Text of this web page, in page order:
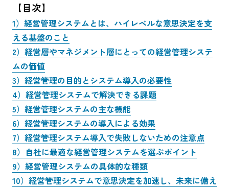
【目次】
1）経営管理システムとは、ハイレベルな意思決定を支
える基盤のこと
2）経営層やマネジメント層にとっての経営管理システ
ムの価値
3）経営管理の目的とシステム導入の必要性
4）経営管理システムで解決できる課題
5）経営管理システムの主な機能
6）経営管理システムの導入による効果
7）経営管理システム導入で失敗しないための注意点
8）自社に最適な経営管理システムを選ぶポイント
9）経営管理システムの具体的な種類
10）経営管理システムで意思決定を加速し、未来に備え